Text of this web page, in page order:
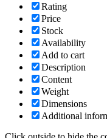
Rating
Price
Stock
Availability
Add to cart
Description
Content
Weight
Dimensions
Additional